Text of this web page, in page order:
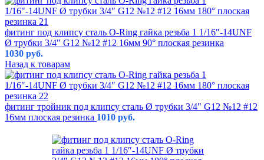
фитинг под клипсу сталь O-Ring гайка резьба 1 1/16"-14UNF
Ø трубки 3/4" G12 №12 #12 16мм 90° плоская резинка
1030 руб.
Назад к товарам
фитинг тройник под клипсу сталь Ø трубки 3/4" G12 №12 #12
16мм плоская резинка 1010 руб.